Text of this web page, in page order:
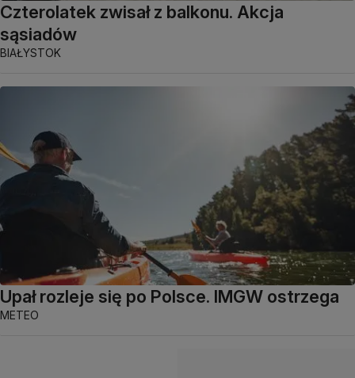
Czterolatek zwisał z balkonu. Akcja
sąsiadów
BIAŁYSTOK
Upał rozleje się po Polsce. IMGW ostrzega
METEO